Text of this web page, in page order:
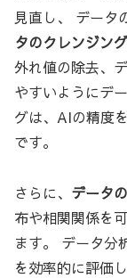
見直し、 データ
タのクレンジン
外れ値の除去、
やすいようにデ
グは、AIの精度
です。
さらに、 データ
布や相関関係を
ます。 データ分
を効率的に評価